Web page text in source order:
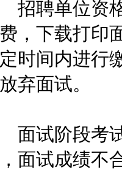
聘单位资格
，下载打印
时间内进行
弃面试。
试阶段考试
面试成绩不